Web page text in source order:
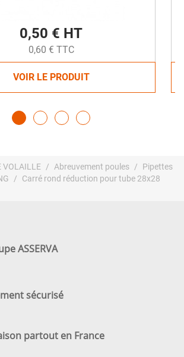
0,50 € HT
0,60 € TTC
VOIR LE PRODUIT
VOLAILLE Abreuvement poules
Pipettes
Carré rond réduction pour tube 28x28
ASSERVA
sécurisé
partout en France